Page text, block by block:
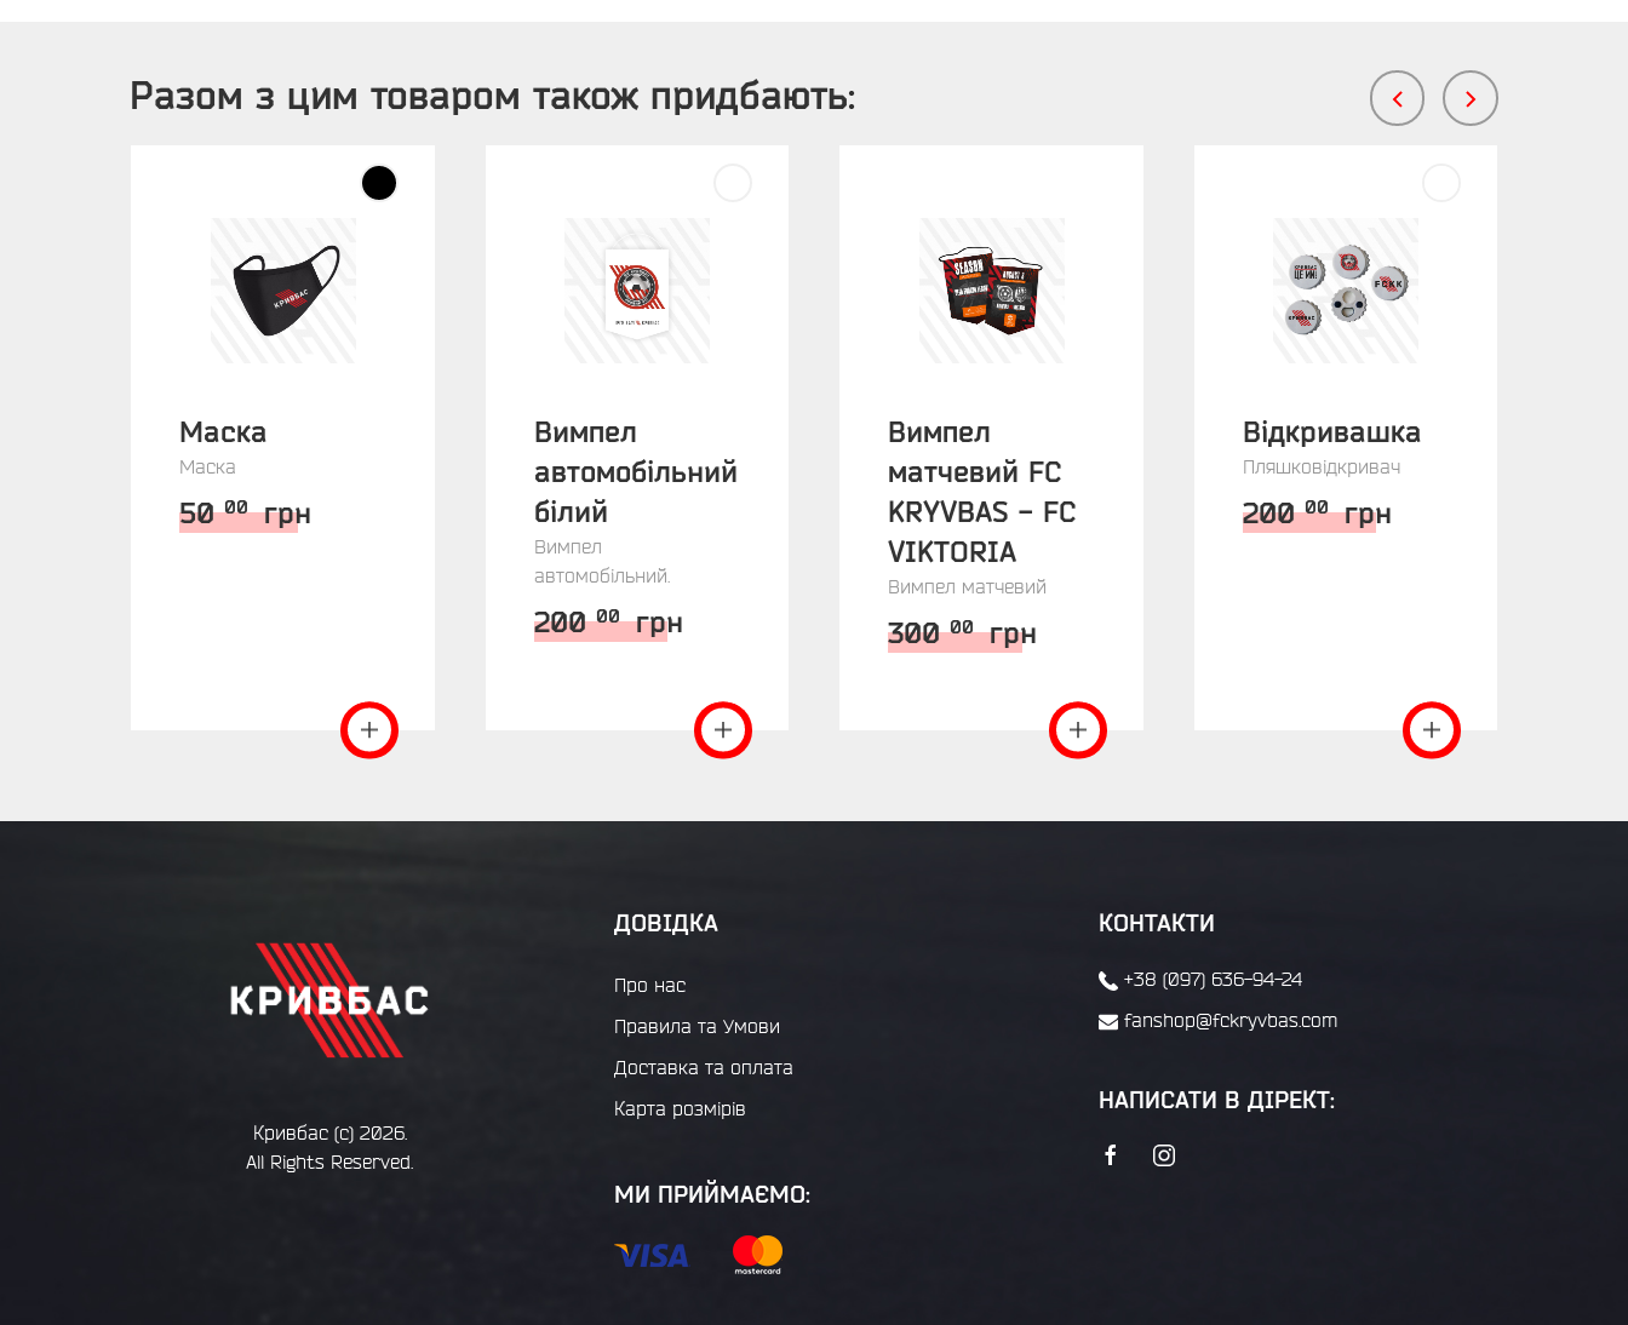
Разом з цим товаром також придбають:
Маска
Маска
50 00 грн
Вимпел
автомобільний
білий
Вимпел
автомобільний.
200 00 грн
Вимпел
матчевий FC
KRYVBAS - FC
VIKTORIA
Вимпел матчевий
300 00 грн
Відкривашка
Пляшковідкривач
200 00 грн
Кривбас(с) 2026.
All Rights Reserved.
ДОВІДКА
Про нас
Правила та Умови
Доставка та оплата
Карта розмірів
МИ ПРИЙМАЄМО:
КОНТАКТИ
+38 (097) 636-94-24
fanshop@fckryvbas.com
НАПИСАТИ В ДІРЕКТ: